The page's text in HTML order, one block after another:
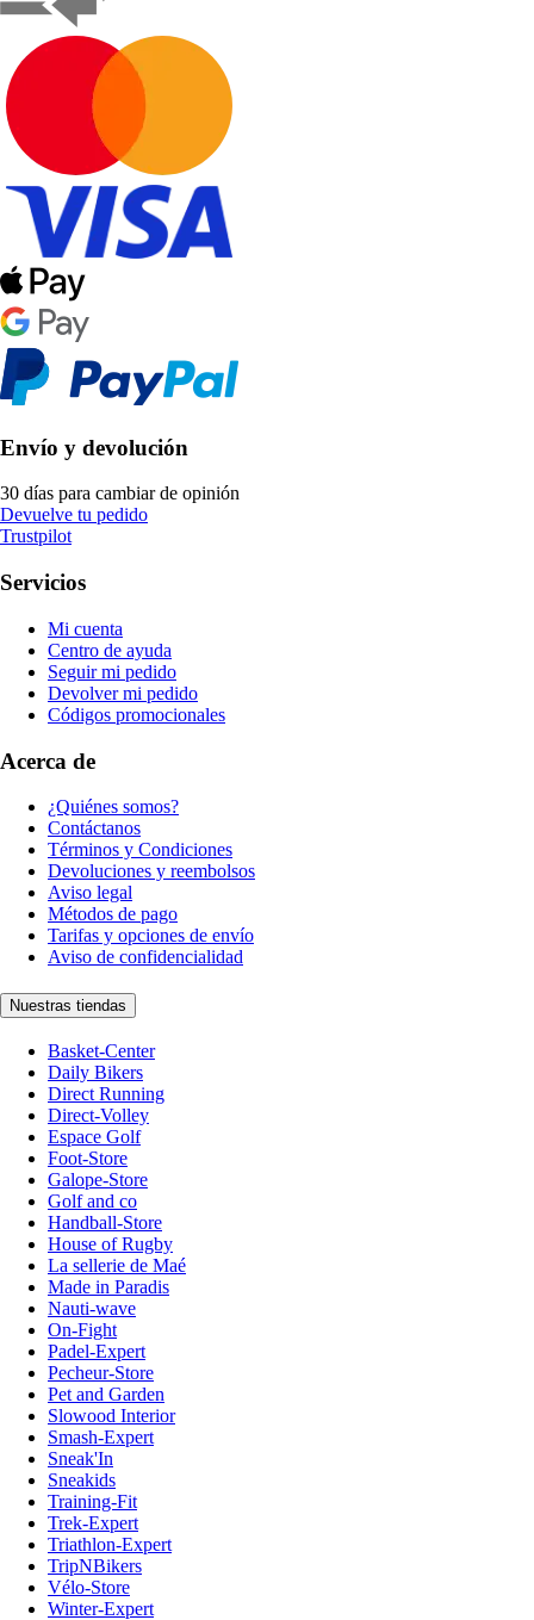
Envío y devolución
30 días para cambiar de opinión
Devuelve tu pedido
Trustpilot
Servicios
Mi cuenta
Centro de ayuda
Seguir mi pedido
Devolver mi pedido
Códigos promocionales
Acerca de
¿Quiénes somos?
Contáctanos
Términos y Condiciones
Devoluciones y reembolsos
Aviso legal
Métodos de pago
Tarifas y opciones de envío
Aviso de confidencialidad
Nuestras tiendas
Basket-Center
Daily Bikers
Direct Running
Direct-Volley
Espace Golf
Foot-Store
Galope-Store
Golf and co
Handball-Store
House of Rugby
La sellerie de Maé
Made in Paradis
Nauti-wave
On-Fight
Padel-Expert
Pecheur-Store
Pet and Garden
Slowood Interior
Smash-Expert
Sneak'In
Sneakids
Training-Fit
Trek-Expert
Triathlon-Expert
TripNBikers
Vélo-Store
Winter-Expert